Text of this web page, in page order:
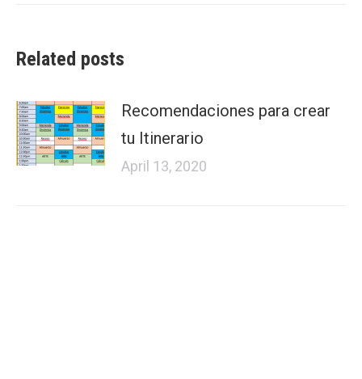
Related posts
Recomendaciones para crear
tu Itinerario
April 13, 2020